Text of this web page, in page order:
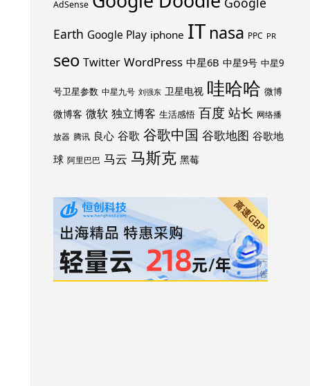
AdSense
Earth Google Play iphone IT nasa PPC PR
seo Twitter WordPress 中星6B 中星9号 中星9
号卫星参数 中星九号 刘强东 卫星电视 哇哈哈 微博
微博客 微软 独立博客 生活感悟 百度 站长 网络播
放器 腾讯 良心 谷歌 谷歌中国 谷歌地图 谷歌地
球 阿里巴巴 马云 马斯克 黑莓